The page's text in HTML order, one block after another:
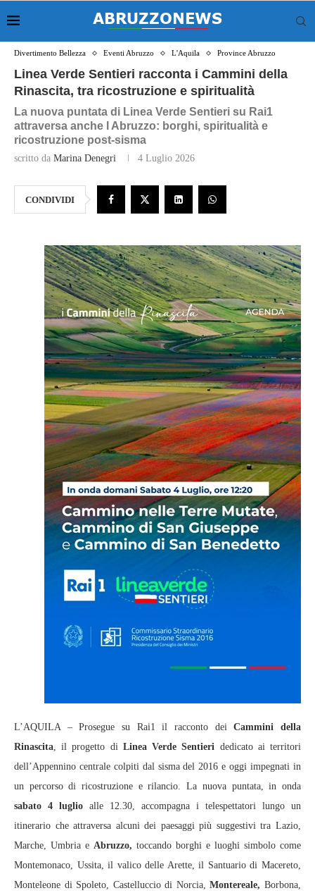
Divertimento Bellezza Eventi Abruzzo L'Aquila Province Abruzzo
Linea Verde Sentieri racconta i Cammini della
Rinascita, tra ricostruzione e spiritualità
La nuova puntata di Linea Verde Sentieri su Rai1
attraversa anche l Abruzzo: borghi, spiritualità e
ricostruzione post-sisma
scritto da Marina Denegri 4 Luglio 2026
CONDIVIDI
L’AQUILA – Prosegue su Rai1 il racconto deiCammini della
Rinascita, il progetto di Linea Verde Sentieri dedicato ai territori
dell’Appennino centrale colpiti dal sisma del 2016 e oggi impegnati in
un percorso di ricostruzione e rilancio. La nuova puntata, in onda
sabato 4 luglio alle 12.30, accompagna i telespettatori lungo un
itinerario che attraversa alcuni dei paesaggi più suggestivi tra Lazio,
Marche, Umbria e Abruzzo, toccando borghi e luoghi simbolo come
Montemonaco, Ussita, il valico delle Arette, il Santuario di Macereto,
Monteleone di Spoleto, Castelluccio di Norcia,Montereale, Borbona,